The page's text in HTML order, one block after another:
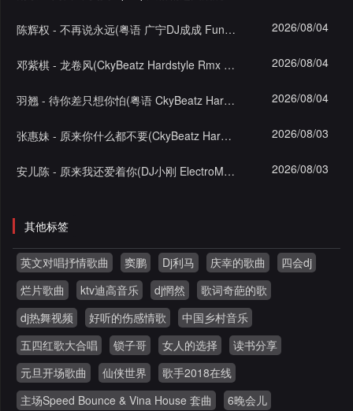
陈辉权 - 不再说永远(粤语 广宁DJ成成 FunkyHouse Rmx 2023) 2026/08/04
邓紫棋 - 龙卷风(CkyBeatz Hardstyle Rmx 2023) 2026/08/04
羽翘 - 待你差只想你怕(粤语 CkyBeatz Hardstyle Rmx 2023) 2026/08/04
张惠妹 - 原来你什么都不要(CkyBeatz Hardstyle Rmx 2023) 2026/08/03
安儿陈 - 原来我还爱着你(DJ小刚 ElectroMelbourne Rmx 2023) 2026/08/03
其他标签
英文对唱抒情歌曲 窦鹏 Dj利马 庆幸的歌曲
四会dj
烂片歌曲
ktv迪高音乐 dj惘然
歌词奇葩的歌
dj热舞视频
好听的伤感情歌
中国乡村音乐
五四红歌大合唱
锁子哥 女人的选择
读书分享
元旦开场歌曲
仙侠世界
歌手2018在线
主场Speed Bounce & Vina House 套曲
6晚会儿